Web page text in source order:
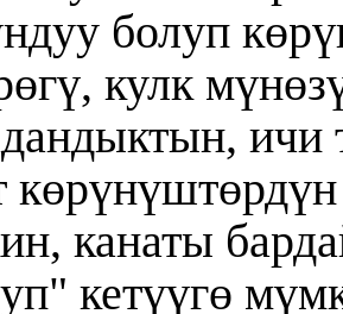
болуп
кулк
ичи
канаты
кетүүгө